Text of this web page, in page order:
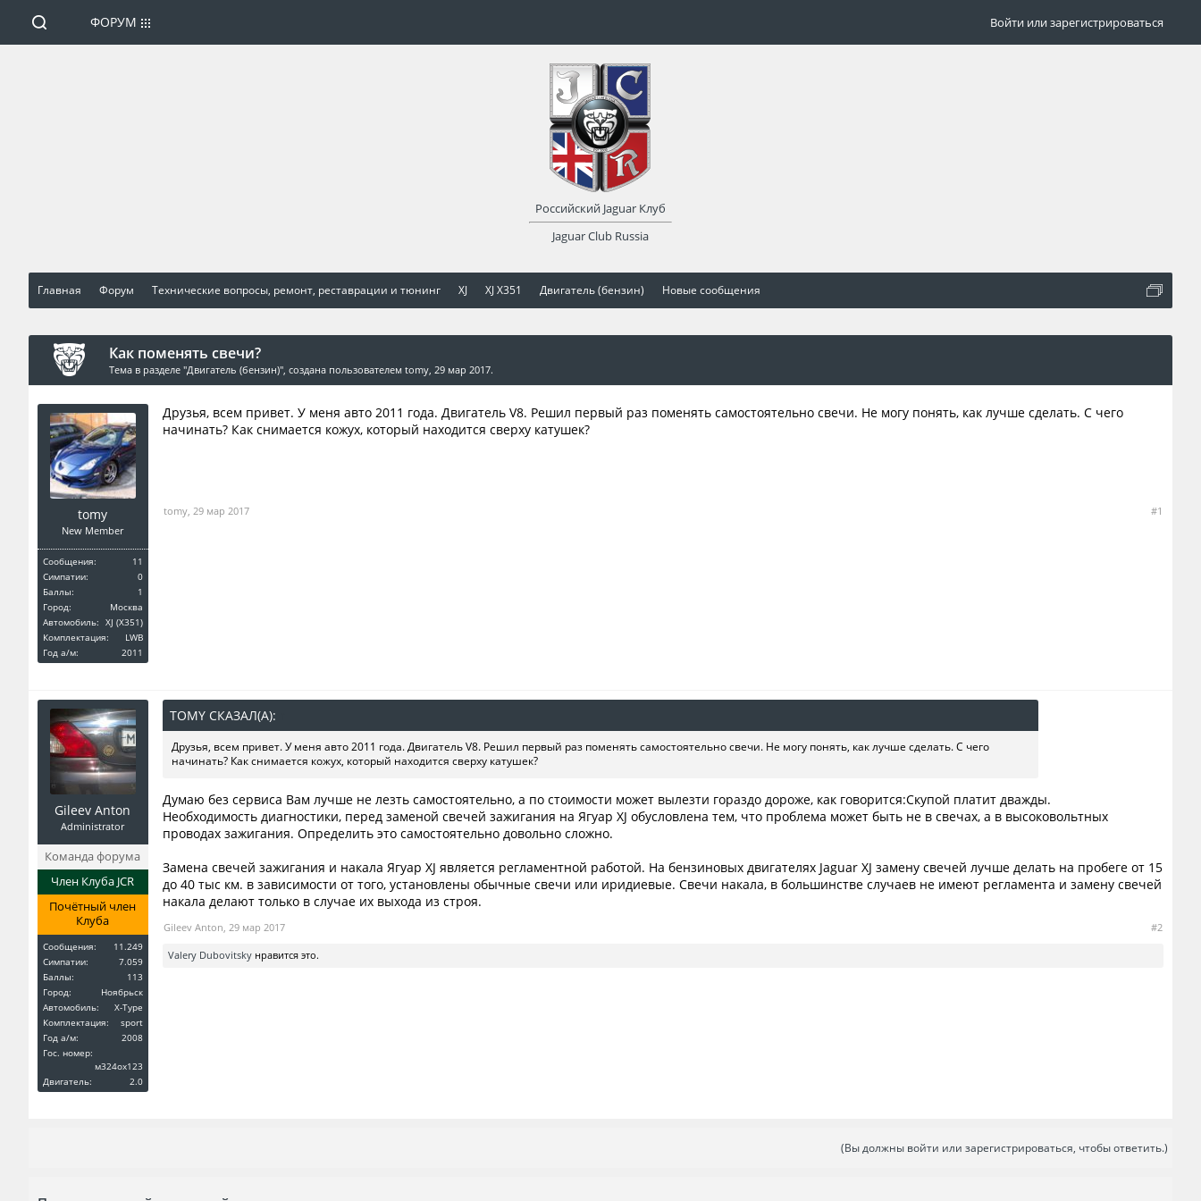
Главная Форум Технические вопросы, ремонт, реставрации и тюнинг XJ XJ X351 Двигатель (бензин) Новые сообщения
Как поменять свечи?
Тема в разделе "Двигатель (бензин)", создана пользователем tomy, 29 мар 2017.
tomy
New Member
Сообщения:
11
Симпатии:
0
Баллы:
1
Город:
Москва
Автомобиль: XJ (X351)
Комплектация:
LWB
Год a/м:
2011
Друзья, всем привет. У меня авто 2011 года. Двигатель V8. Решил первый раз поменять самостоятельно свечи. Не могу понять, как лучше сделать. С чего
начинать? Как снимается кожух, который находится сверху катушек?
tomy, 29 мар 2017 #1
Gileev Anton
Administrator
Команда форума
Член Клуба JCR
Почётный член
Клуба
Сообщения:
11.249
Симпатии:
7.059
Баллы:
113
Город:
Ноябрьск
Автомобиль:
X-Type
Комплектация:
sport
Год a/м:
2008
Гос. номер:
м324ох123
Двигатель:
2.0
TOMY СКАЗАЛ(А):
Друзья, всем привет. У меня авто 2011 года. Двигатель V8. Решил первый раз поменять самостоятельно свечи. Не могу понять, как лучше сделать. С чего
начинать? Как снимается кожух, который находится сверху катушек?
Думаю без сервиса Вам лучше не лезть самостоятельно, а по стоимости может вылезти гораздо дороже, как говорится:Скупой платит дважды.
Необходимость диагностики, перед заменой свечей зажигания на Ягуар XJ обусловлена тем, что проблема может быть не в свечах, а в высоковольтных
проводах зажигания. Определить это самостоятельно довольно сложно.
Замена свечей зажигания и накала Ягуар XJ является регламентной работой. На бензиновых двигателях Jaguar XJ замену свечей лучше делать на пробеге от 15
до 40 тыс км. в зависимости от того, установлены обычные свечи или иридиевые. Свечи накала, в большинстве случаев не имеют регламента и замену свечей
накала делают только в случае их выхода из строя.
Gileev Anton, 29 мар 2017 #2
Valery Dubovitskyнравится это.
(Вы должны войти или зарегистрироваться, чтобы ответить.)
ФОРУМ
Российский Jaguar Клуб
Jaguar Club Russia
Войти или зарегистрироваться